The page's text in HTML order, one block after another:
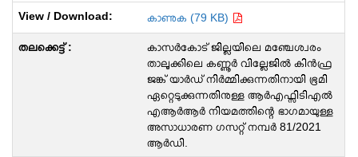
കാണുക (79 KB)
കാസർകോട് ജില്ലയിലെ മഞ്ചേശ്വരം
താലൂക്കിലെ കണ്ണൂർ വില്ലേജിൽ കിൻഫ്ര
ജങ്ക് യാർഡ് നിർമ്മിക്കുന്നതിനായി ഭൂമി
ഏറ്റെടുക്കുന്നതിനുള്ള ആർഎഫ്സിടിഎൽ
എആർആർ നിയമത്തിന്റെ ഭാഗമായുള്ള
അസാധാരണ ഗസറ്റ് നമ്പർ 81/2021
ആർഡി.